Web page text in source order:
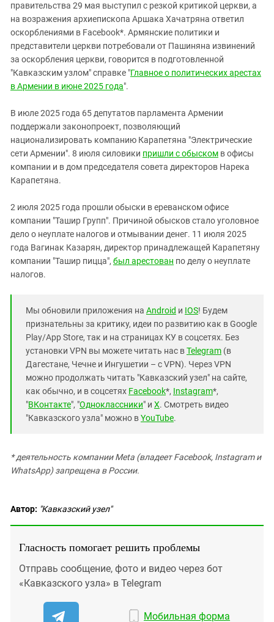
правительства 29 мая выступил с резкой критикой церкви, а
на возражения архиепископа Аршака Хачатряна ответил
оскорблениями в Facebook*. Армянские политики и
представители церкви потребовали от Пашиняна извинений
за оскорбления церкви, говорится в подготовленной
"Кавказским узлом" справке "Главное о политических арестах
в Армении в июне 2025 года".
В июле 2025 года 65 депутатов парламента Армении
поддержали законопроект, позволяющий
национализировать компанию Карапетяна "Электрические
сети Армении". 8 июля силовики пришли с обыском в офисы
компании и в дом председателя совета директоров Нарека
Карапетяна.
2 июля 2025 года прошли обыски в ереванском офисе
компании "Ташир Групп". Причиной обысков стало уголовное
дело о неуплате налогов и отмывании денег. 11 июля 2025
года Вагинак Казарян, директор принадлежащей Карапетяну
компании "Ташир пицца", был арестован по делу о неуплате
налогов.
Мы обновили приложения на Android и IOS! Будем
признательны за критику, идеи по развитию как в Google
Play/App Store, так и на страницах КУ в соцсетях. Без
установки VPN вы можете читать нас вTelegram (в
Дагестане, Чечне и Ингушетии – с VPN). Через VPN
можно продолжать читать "Кавказский узел" на сайте,
как обычно, и в соцсетях Facebook*, Instagram*,
"ВКонтакте", "Одноклассники" и X. Смотреть видео
"Кавказского узла" можно вYouTube.
* деятельность компании Meta (владеет Facebook, Instagram и
WhatsApp) запрещена в России.
Автор: "Кавказский узел"
Гласность помогает решить проблемы
Отправь сообщение, фото и видео через бот
«Кавказского узла» в Telegram
Мобильная форма